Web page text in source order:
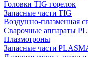
Головки TIG горелок
Запасные части TIG
Воздушно-плазменная
Сварочные аппараты
Плазмотроны
Запасные части